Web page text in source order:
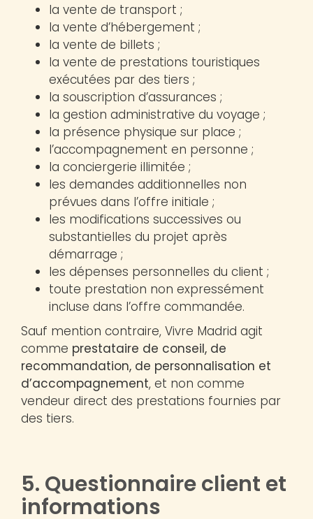
la vente de transport ;
la vente d’hébergement ;
la vente de billets ;
la vente de prestations touristiques
exécutées par des tiers ;
la souscription d’assurances ;
la gestion administrative du voyage ;
la présence physique sur place ;
l’accompagnement en personne ;
la conciergerie illimitée ;
les demandes additionnelles non
prévues dans l’offre initiale ;
les modifications successives ou
substantielles du projet après
démarrage ;
les dépenses personnelles du client ;
toute prestation non expressément
incluse dans l’offre commandée.
Sauf mention contraire, Vivre Madrid agit
comme prestataire de conseil, de
recommandation, de personnalisation et
d’accompagnement, et non comme
vendeur direct des prestations fournies par
des tiers.
5. Questionnaire client et
informations